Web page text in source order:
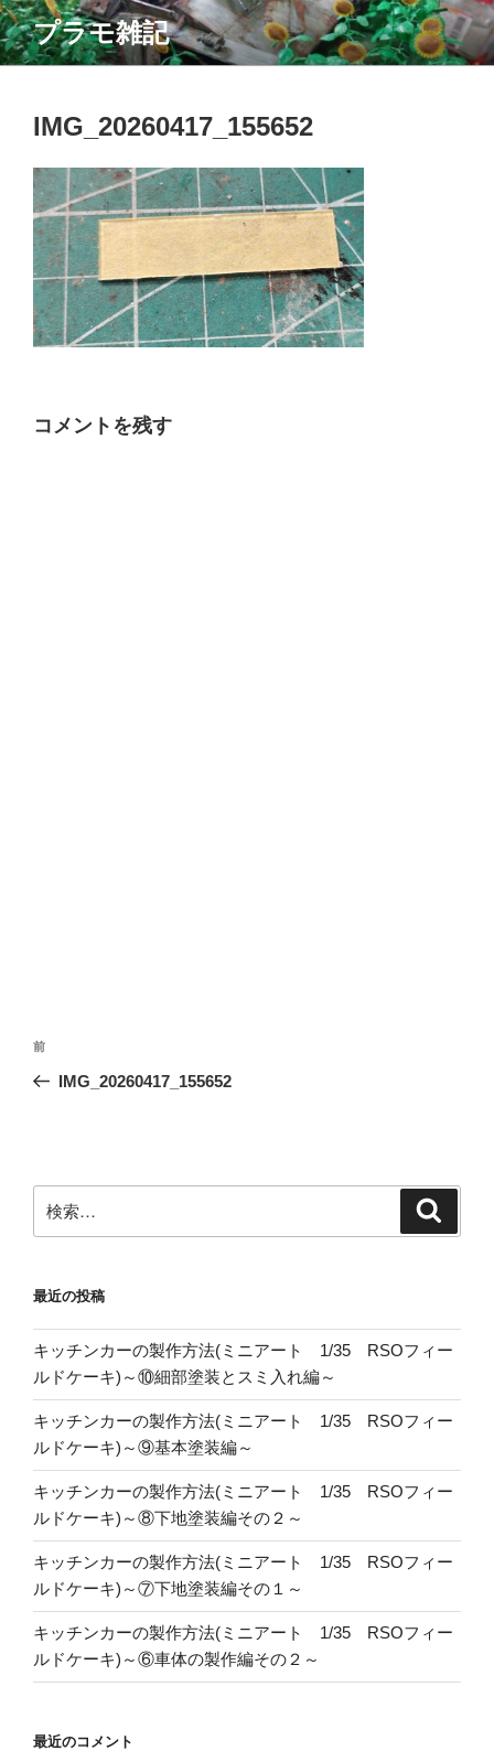
コ
ン
テ
プラモ雑記
IMG_20260417_155652
コメントを残す
投
ー
シ
前
の
前
IMG_20260417_155652
索:
最近の投稿
キッチンカーの製作方法(ミニアート 1/35 RSOフィー
ルドケーキ)～⑩細部塗装とスミ入れ編～
キッチンカーの製作方法(ミニアート 1/35 RSOフィー
ルドケーキ)～⑨基本塗装編～
キッチンカーの製作方法(ミニアート 1/35 RSOフィー
ルドケーキ)～⑧下地塗装編その２～
キッチンカーの製作方法(ミニアート 1/35 RSOフィー
ルドケーキ)～⑦下地塗装編その１～
キッチンカーの製作方法(ミニアート 1/35 RSOフィー
ルドケーキ)～⑥車体の製作編その２～
最近のコメント